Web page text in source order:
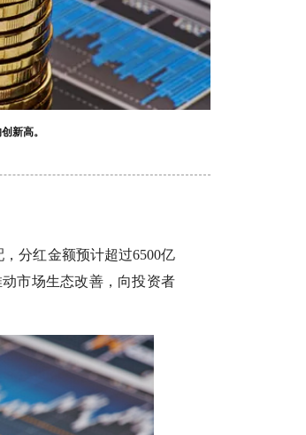
新高。
分红金额预计超过6500亿
市场生态改善，向投资者